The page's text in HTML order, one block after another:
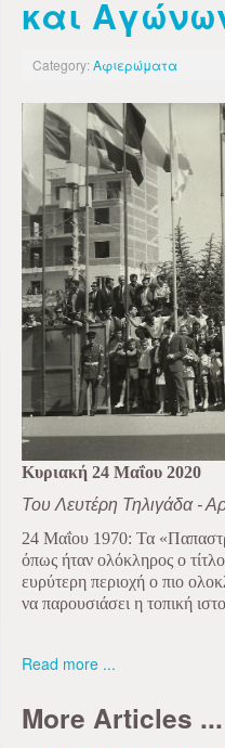
και
Category:Αφιερώματα
Κυριακή 24 Μαΐου 2020
Του Λευτέρη Τηλιγάδα -
24 Μαΐου 1970: Τα
όπως ήταν ολόκληρος ο
ευρύτερη περιοχή ο πιο
να παρουσιάσει η τοπική
Read more ...
More Articles ...